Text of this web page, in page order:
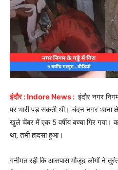
इंदौर : Indore News : इंदौर नगर
पर भारी पड़ सकती थी। चंदन नगर थाना
खुले चेंबर में एक 5 वर्षीय बच्चा गिर गया।
था, तभी हादसा हुआ।
गनीमत रही कि आसपास मौजूद लोगों ने